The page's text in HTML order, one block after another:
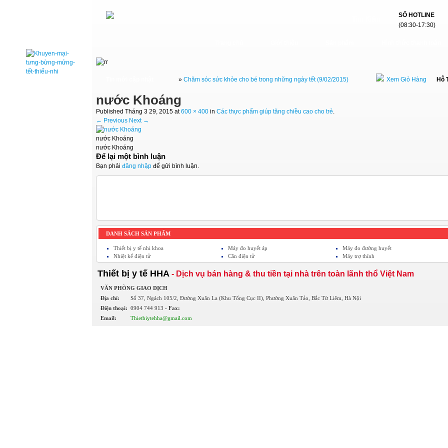
SỐ HOTLINE
(08:30-17:30)
» Chăm sóc sức khỏe cho bé trong những ngày tết (9/02/2015) Xem Giỏ Hàng Hỗ
nước Khoáng
Published Tháng 3 29, 2015 at600 × 400 in Các thực phẩm giúp tăng chiều cao cho trẻ.
← Previous Next →
nước Khoáng
nước Khoáng
Để lại một bình luận
Bạn phải đăng nhập để gửi bình luận.
DANH SÁCH SẢN PHẨM
Thiết bị y tế nhi khoa Máy đo huyết áp Máy đo đường huyết
Nhiệt kế điện tử
Cân điện tử Máy trợ thính
Thiết bị y tế HHA - Dịch vụ bán hàng & thu tiền tại nhà trên toàn lãnh thổ Việt Nam
VĂN PHÒNG GIAO DỊCH
Địa chỉ:
Số 37, Ngách 105/2, Đường Xuân La (Khu Tổng Cục II), Phường Xuân Tảo, Bắc Từ Liêm, Hà Nội
Điện thoại: 0904 744 913 - Fax:
Email:
Thietbiytehha@gmail.com